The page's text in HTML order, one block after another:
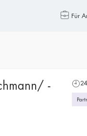
Für
-